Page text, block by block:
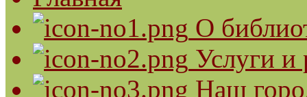
О
Услуги и
Наш